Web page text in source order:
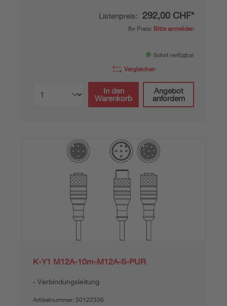
Listenpreis: 292,00 CHF*
Ihr Preis: Bitte anmelden
Sofort verfügbar
Vergleichen
In den
Warenkorb
Angebot
anfordern
K-Y1 M12A-10m-M12A-S-PUR
Verbindungsleitung
Artikelnummer: 50122336